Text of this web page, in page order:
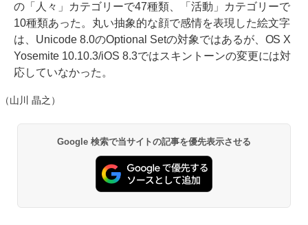
の「人々」カテゴリーで47種類、「活動」カテゴリーで
10種類あった。丸い抽象的な顔で感情を表現した絵文字
は、Unicode 8.0のOptional Setの対象ではあるが、OS X
Yosemite 10.10.3/iOS 8.3ではスキントーンの変更には対
応していなかった。
（山川 晶之）
Google 検索で当サイトの記事を優先表示させる